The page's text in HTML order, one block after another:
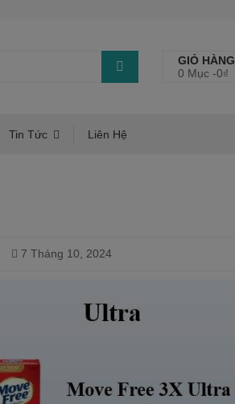
GIỎ HÀNG
0 Mục -0₫
Tin Tức Liên Hệ
7 Tháng 10, 2024